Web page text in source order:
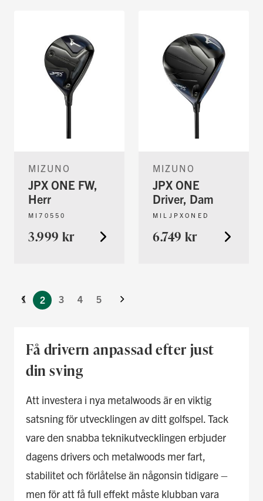
MIZUNO
JPX ONE FW,
Herr
MI70550
3.999 kr
MIZUNO
JPX ONE
Driver, Dam
MILJPXONED
6.749 kr
Sida
Föregående
1currently
reading
2 3 4 5 Nästa
Få drivern anpassad efter just
din sving
Att investera i nya metalwoods är en viktig
satsning för utvecklingen av ditt golfspel. Tack
vare den snabba teknikutvecklingen erbjuder
dagens drivers och metalwoods mer fart,
stabilitet och förlåtelse än någonsin tidigare –
men för att få full effekt måste klubban vara